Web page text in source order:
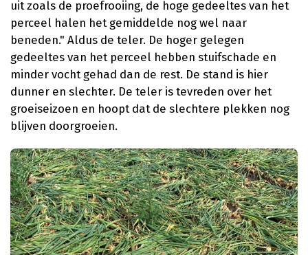
uit zoals de proefrooiing, de hoge gedeeltes van het
perceel halen het gemiddelde nog wel naar
beneden." Aldus de teler. De hoger gelegen
gedeeltes van het perceel hebben stuifschade en
minder vocht gehad dan de rest. De stand is hier
dunner en slechter. De teler is tevreden over het
groeiseizoen en hoopt dat de slechtere plekken nog
blijven doorgroeien.